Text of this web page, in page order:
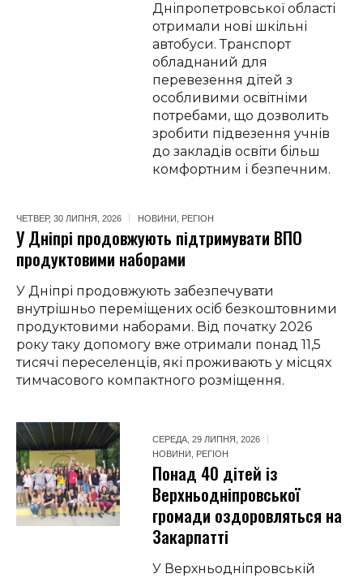
Дніпропетровської області
отримали нові шкільні
автобуси. Транспорт
обладнаний для
перевезення дітей з
особливими освітніми
потребами, що дозволить
зробити підвезення учнів
до закладів освіти більш
комфортним і безпечним.
ЧЕТВЕР, 30 ЛИПНЯ, 2026 НОВИНИ РЕГІОН
У Дніпрі продовжують підтримувати ВПО
продуктовими наборами
У Дніпрі продовжують забезпечувати
внутрішньо переміщених осіб безкоштовними
продуктовими наборами. Від початку 2026
року таку допомогу вже отримали понад 11,5
тисячі переселенців, які проживають у місцях
тимчасового компактного розміщення.
СЕРЕДА, 29 ЛИПНЯ, 2026
НОВИНИ
РЕГІОН
Понад 40 дітей із
Верхньодніпровської
громади оздоровляться на
Закарпатті
У Верхньодніпровській